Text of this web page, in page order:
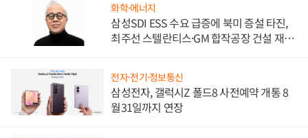
화학·에너지
삼성SDI ESS 수요 급증에 북미 증설 타진,
최주선 스텔란티스·GM 합작공장 건설 재추
전자·전기·정보통신
삼성전자, 갤럭시Z 폴드8 사전예약 개통 8
월31일까지 연장